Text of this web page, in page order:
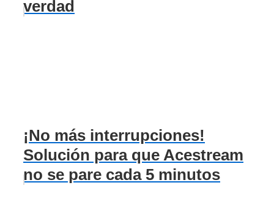
verdad
¡No más interrupciones!
Solución para que Acestream
no se pare cada 5 minutos